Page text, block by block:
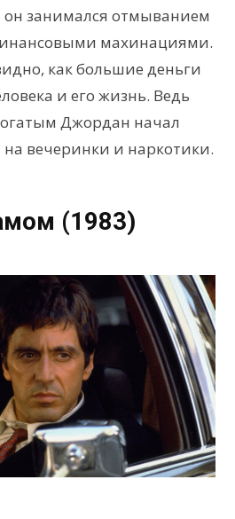
занимался отмыванием
махинациями.
как большие деньги
и его жизнь. Ведь
Джордан начал
на вечеринки и наркотики.
(1983)